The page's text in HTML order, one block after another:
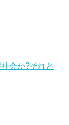
会か?それと